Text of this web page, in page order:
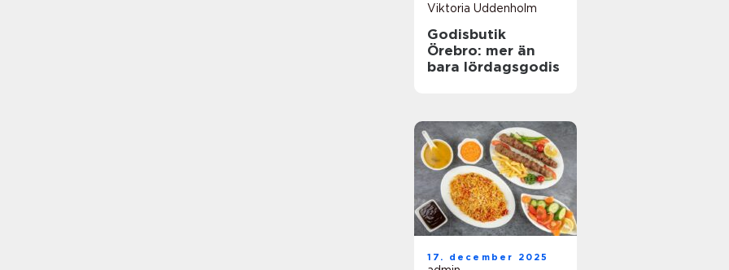
Viktoria Uddenholm
Godisbutik
Örebro: mer än
bara lördagsgodis
17. december 2025